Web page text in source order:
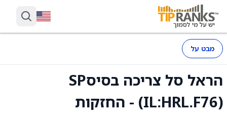
מבט על
הראל סל צריכה בסיסSP
(IL:HRL.F76) - החזקות